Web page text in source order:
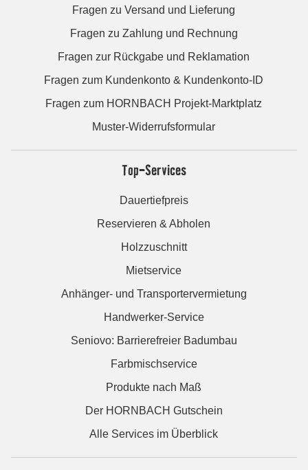
Fragen zu Versand und Lieferung
Fragen zu Zahlung und Rechnung
Fragen zur Rückgabe und Reklamation
Fragen zum Kundenkonto & Kundenkonto-ID
Fragen zum HORNBACH Projekt-Marktplatz
Muster-Widerrufsformular
Top-Services
Dauertiefpreis
Reservieren & Abholen
Holzzuschnitt
Mietservice
Anhänger- und Transportervermietung
Handwerker-Service
Seniovo: Barrierefreier Badumbau
Farbmischservice
Produkte nach Maß
Der HORNBACH Gutschein
Alle Services im Überblick